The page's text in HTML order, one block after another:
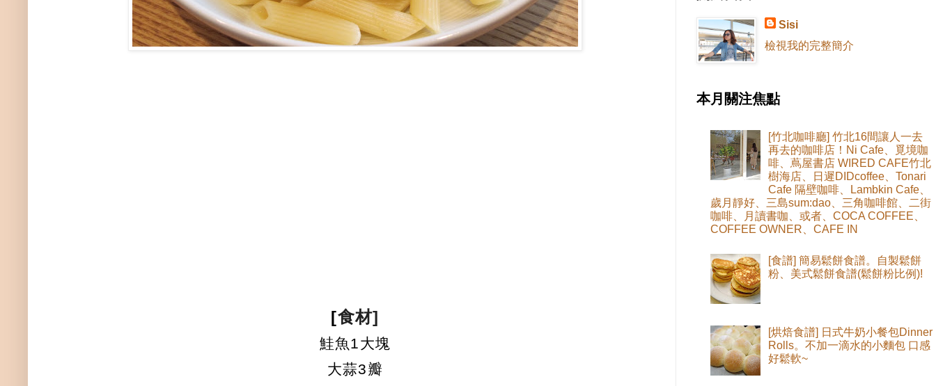
[食材]
鮭魚1大塊
大蒜3瓣
Sisi
檢視我的完整簡介
本月關注焦點
[竹北咖啡廳] 竹北16間讓人一去
再去的咖啡店！Ni Cafe、覓境咖
啡、蔦屋書店 WIRED CAFE竹北
樹海店、日遲DIDcoffee、Tonari
Cafe 隔壁咖啡、Lambkin Cafe、
歲月靜好、三島sum:dao、三角咖啡館、二街
咖啡、月讀書咖、或者、COCA COFFEE、
COFFEE OWNER、CAFE IN
[食譜] 簡易鬆餅食譜。自製鬆餅
粉、美式鬆餅食譜(鬆餅粉比例)!
[烘焙食譜] 日式牛奶小餐包Dinner
Rolls。不加一滴水的小麵包 口感
好鬆軟~